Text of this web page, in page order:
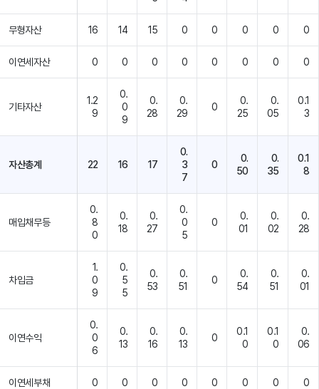
무형자산 16 14 15 0 0 0 0 0
이연세자산 0 0 0 0 0 0 0 0
기타자산
1.2
9
0.
0
9
0.
28
0.
29
0
0.
25
0.
05
0.1
3
자산총계 22 16 17
0.
3
7
0
0.
50
0.
35
0.1
8
매입채무등
0.
8
0
0.
18
0.
27
0.
0
5
0
0.
01
0.
02
0.
28
차입금
1.
0
9
0.
5
5
0.
53
0.
51
0
0.
54
0.
51
0.
01
이연수익
0.
0
6
0.
13
0.
16
0.
13
0
0.1
0
0.1
0
0.
06
이연세부채 0 0 0 0 0 0 0 0